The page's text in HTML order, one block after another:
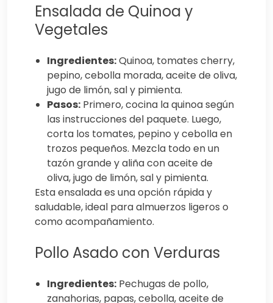
Ensalada de Quinoa y
Vegetales
Ingredientes:Quinoa, tomates cherry,
pepino, cebolla morada, aceite de oliva,
jugo de limón, sal y pimienta.
Pasos: Primero, cocina la quinoa según
las instrucciones del paquete. Luego,
corta los tomates, pepino y cebolla en
trozos pequeños. Mezcla todo en un
tazón grande y aliña con aceite de
oliva, jugo de limón, sal y pimienta.
Esta ensalada es una opción rápida y
saludable, ideal para almuerzos ligeros o
como acompañamiento.
Pollo Asado con Verduras
Ingredientes: Pechugas de pollo,
zanahorias, papas, cebolla, aceite de